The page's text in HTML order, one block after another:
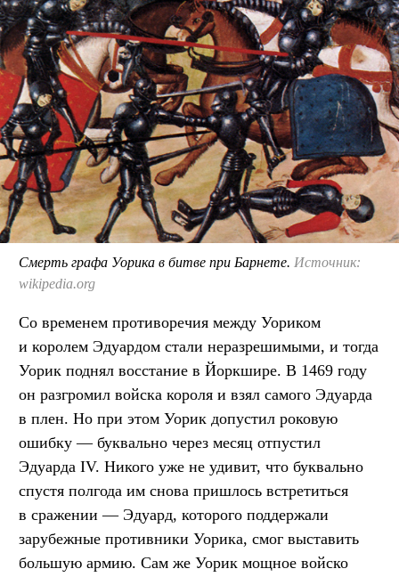
Смерть графа Уорика в битве при Барнете. Источник:
wikipedia.org
Со временем противоречия между Уориком
и королем Эдуардом стали неразрешимыми, и тогда
Уорик поднял восстание в Йоркшире. В 1469 году
он разгромил войска короля и взял самого Эдуарда
в плен. Но при этом Уорик допустил роковую
ошибку — буквально через месяц отпустил
Эдуарда IV. Никого уже не удивит, что буквально
спустя полгода им снова пришлось встретиться
в сражении — Эдуард, которого поддержали
зарубежные противники Уорика, смог выставить
большую армию. Сам же Уорик мощное войско